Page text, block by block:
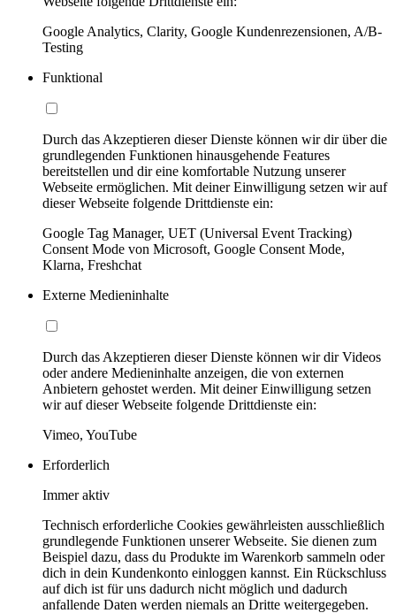
Google Analytics, Clarity, Google Kundenrezensionen, A/B-
Testing
Funktional
Durch das Akzeptieren dieser Dienste können wir dir über die
grundlegenden Funktionen hinausgehende Features
bereitstellen und dir eine komfortable Nutzung unserer
Webseite ermöglichen. Mit deiner Einwilligung setzen wir auf
dieser Webseite folgende Drittdienste ein:
Google Tag Manager, UET (Universal Event Tracking)
Consent Mode von Microsoft, Google Consent Mode,
Klarna, Freshchat
Externe Medieninhalte
Durch das Akzeptieren dieser Dienste können wir dir Videos
oder andere Medieninhalte anzeigen, die von externen
Anbietern gehostet werden. Mit deiner Einwilligung setzen
wir auf dieser Webseite folgende Drittdienste ein:
Vimeo, YouTube
Erforderlich
Immer aktiv
Technisch erforderliche Cookies gewährleisten ausschließlich
grundlegende Funktionen unserer Webseite. Sie dienen zum
Beispiel dazu, dass du Produkte im Warenkorb sammeln oder
dich in dein Kundenkonto einloggen kannst. Ein Rückschluss
auf dich ist für uns dadurch nicht möglich und dadurch
anfallende Daten werden niemals an Dritte weitergegeben.